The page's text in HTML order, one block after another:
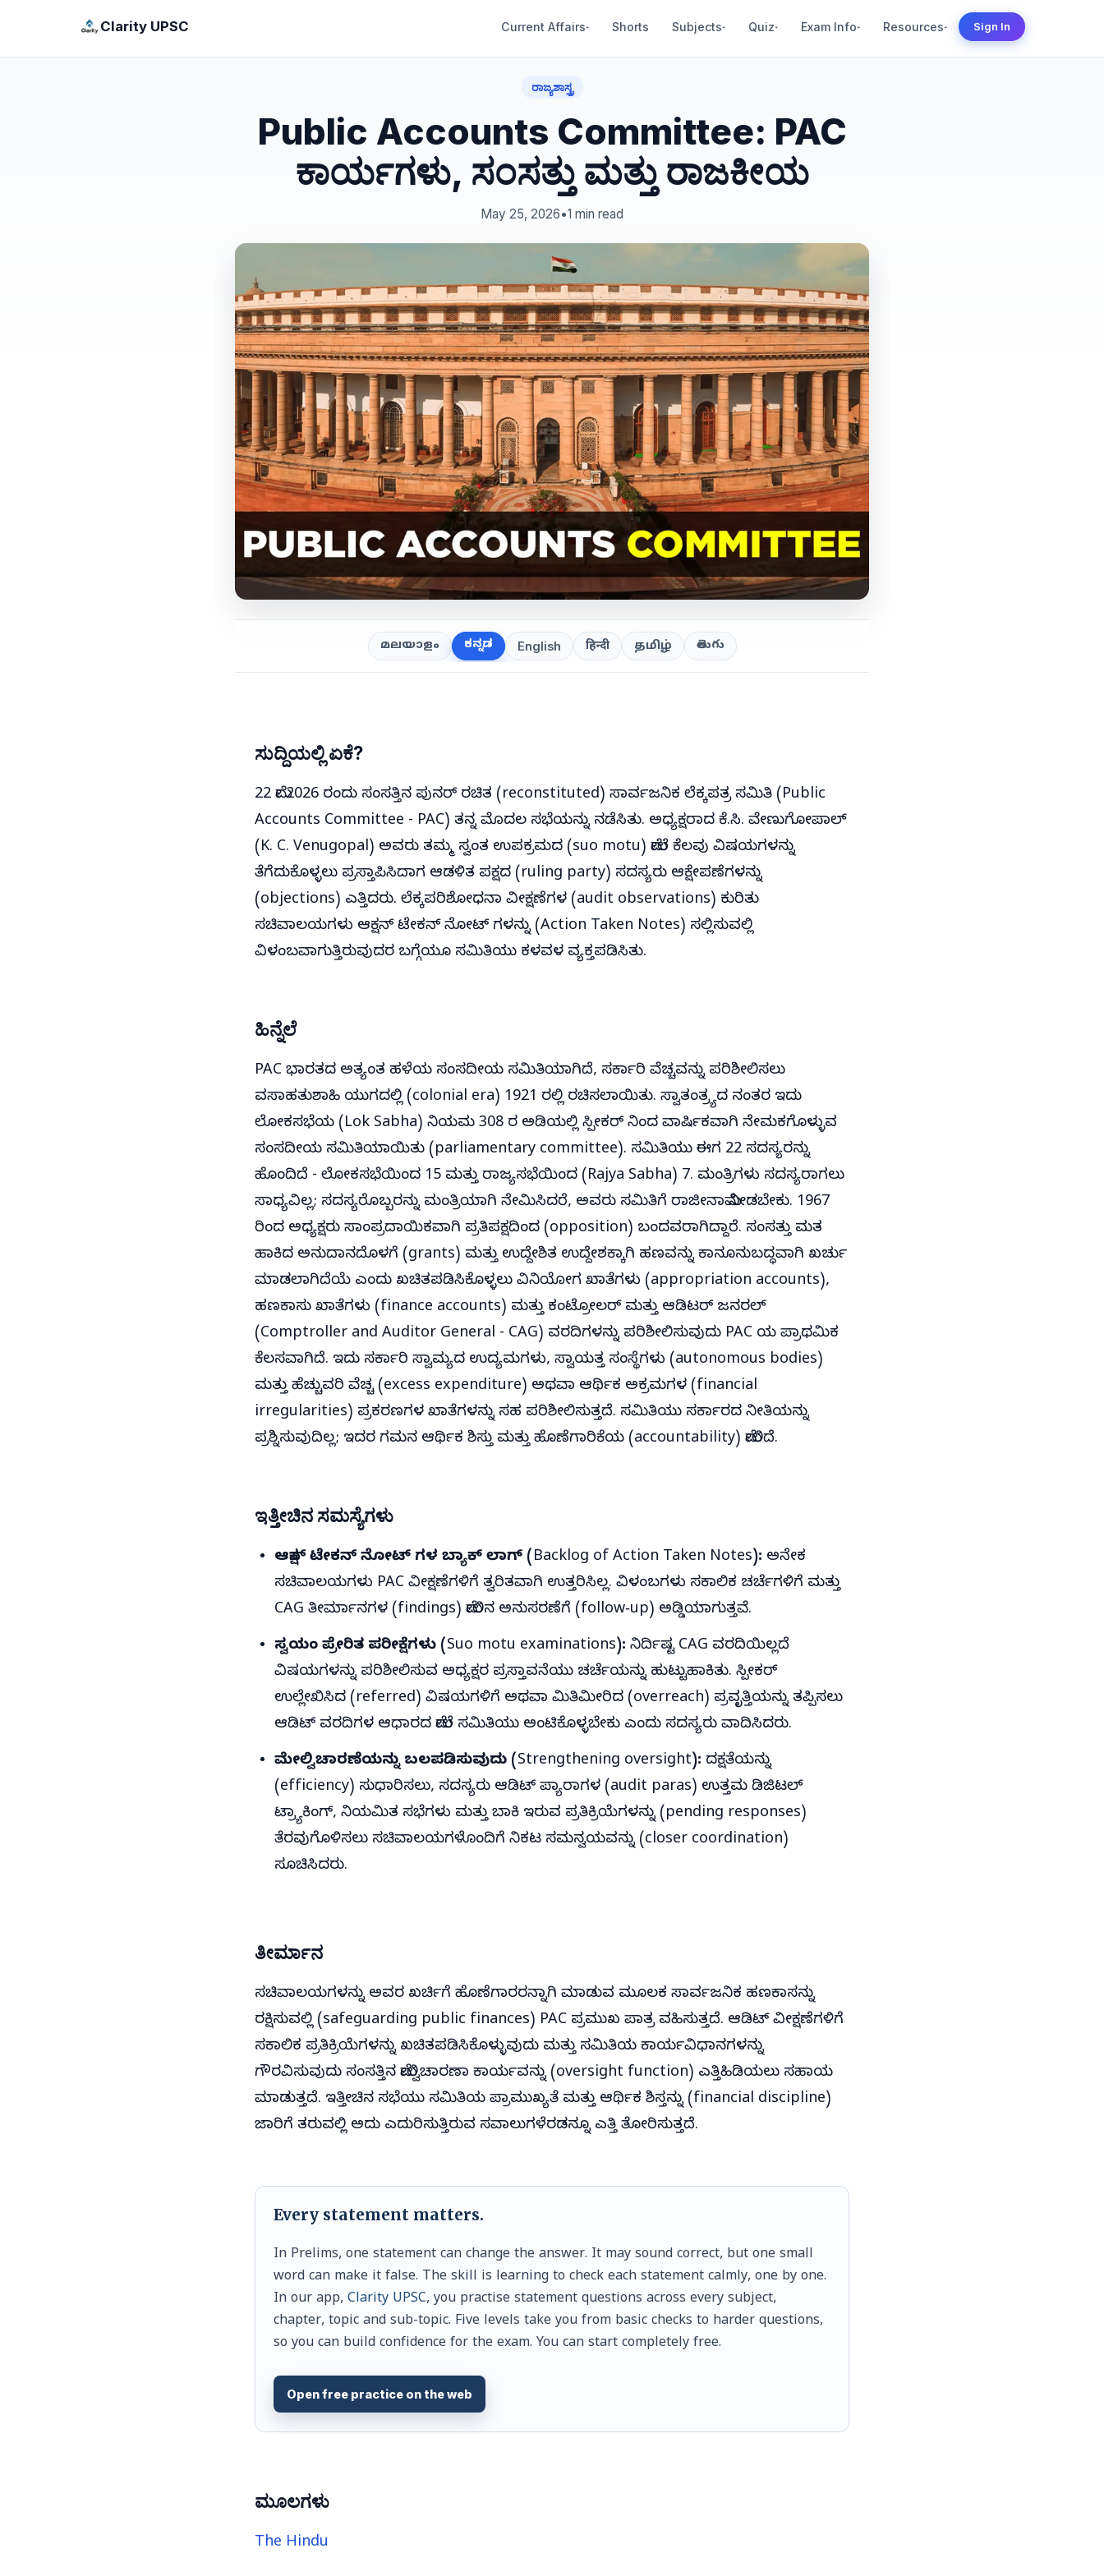
Clarity UPSC Current Affairs▾ Shorts Subjects▾ Quiz▾ Exam Info▾ Resources▾ Sign In
ರಾಜ್ಯಶಾಸ್ತ್ರ
Public Accounts Committee: PAC
ಕಾರ್ಯಗಳು, ಸಂಸತ್ತು ಮತ್ತು ರಾಜಕೀಯ
May 25, 2026•1 min read
മലയാളം ಕನ್ನಡ English हिन्दी தமிழ் తెలుగు
ಸುದ್ದಿಯಲ್ಲಿ ಏಕೆ?
22 ಮೇ 2026 ರಂದು ಸಂಸತ್ತಿನ ಪುನರ್ ರಚಿತ (reconstituted) ಸಾರ್ವಜನಿಕ ಲೆಕ್ಕಪತ್ರ ಸಮಿತಿ (Public
Accounts Committee - PAC) ತನ್ನ ಮೊದಲ ಸಭೆಯನ್ನು ನಡೆಸಿತು. ಅಧ್ಯಕ್ಷರಾದ ಕೆ.ಸಿ. ವೇಣುಗೋಪಾಲ್
(K. C. Venugopal) ಅವರು ತಮ್ಮ ಸ್ವಂತ ಉಪಕ್ರಮದ (suo motu) ಮೇಲೆ ಕೆಲವು ವಿಷಯಗಳನ್ನು
ತೆಗೆದುಕೊಳ್ಳಲು ಪ್ರಸ್ತಾಪಿಸಿದಾಗ ಆಡಳಿತ ಪಕ್ಷದ (ruling party) ಸದಸ್ಯರು ಆಕ್ಷೇಪಣೆಗಳನ್ನು
(objections) ಎತ್ತಿದರು. ಲೆಕ್ಕಪರಿಶೋಧನಾ ವೀಕ್ಷಣೆಗಳ (audit observations) ಕುರಿತು
ಸಚಿವಾಲಯಗಳು ಆಕ್ಷನ್ ಟೇಕನ್ ನೋಟ್ ಗಳನ್ನು (Action Taken Notes) ಸಲ್ಲಿಸುವಲ್ಲಿ
ವಿಳಂಬವಾಗುತ್ತಿರುವುದರ ಬಗ್ಗೆಯೂ ಸಮಿತಿಯು ಕಳವಳ ವ್ಯಕ್ತಪಡಿಸಿತು.
ಹಿನ್ನೆಲೆ
PAC ಭಾರತದ ಅತ್ಯಂತ ಹಳೆಯ ಸಂಸದೀಯ ಸಮಿತಿಯಾಗಿದೆ, ಸರ್ಕಾರಿ ವೆಚ್ಚವನ್ನು ಪರಿಶೀಲಿಸಲು
ವಸಾಹತುಶಾಹಿ ಯುಗದಲ್ಲಿ (colonial era) 1921 ರಲ್ಲಿ ರಚಿಸಲಾಯಿತು. ಸ್ವಾತಂತ್ರ್ಯದ ನಂತರ ಇದು
ಲೋಕಸಭೆಯ (Lok Sabha) ನಿಯಮ 308 ರ ಅಡಿಯಲ್ಲಿ ಸ್ಪೀಕರ್ ನಿಂದ ವಾರ್ಷಿಕವಾಗಿ ನೇಮಕಗೊಳ್ಳುವ
ಸಂಸದೀಯ ಸಮಿತಿಯಾಯಿತು (parliamentary committee). ಸಮಿತಿಯು ಈಗ 22 ಸದಸ್ಯರನ್ನು
ಹೊಂದಿದೆ - ಲೋಕಸಭೆಯಿಂದ 15 ಮತ್ತು ರಾಜ್ಯಸಭೆಯಿಂದ (Rajya Sabha) 7. ಮಂತ್ರಿಗಳು ಸದಸ್ಯರಾಗಲು
ಸಾಧ್ಯವಿಲ್ಲ; ಸದಸ್ಯರೊಬ್ಬರನ್ನು ಮಂತ್ರಿಯಾಗಿ ನೇಮಿಸಿದರೆ, ಅವರು ಸಮಿತಿಗೆ ರಾಜೀನಾಮೆ ನೀಡಬೇಕು. 1967
ರಿಂದ ಅಧ್ಯಕ್ಷರು ಸಾಂಪ್ರದಾಯಿಕವಾಗಿ ಪ್ರತಿಪಕ್ಷದಿಂದ (opposition) ಬಂದವರಾಗಿದ್ದಾರೆ. ಸಂಸತ್ತು ಮತ
ಹಾಕಿದ ಅನುದಾನದೊಳಗೆ (grants) ಮತ್ತು ಉದ್ದೇಶಿತ ಉದ್ದೇಶಕ್ಕಾಗಿ ಹಣವನ್ನು ಕಾನೂನುಬದ್ಧವಾಗಿ ಖರ್ಚು
ಮಾಡಲಾಗಿದೆಯೆ ಎಂದು ಖಚಿತಪಡಿಸಿಕೊಳ್ಳಲು ವಿನಿಯೋಗ ಖಾತೆಗಳು (appropriation accounts),
ಹಣಕಾಸು ಖಾತೆಗಳು (finance accounts) ಮತ್ತು ಕಂಟ್ರೋಲರ್ ಮತ್ತು ಆಡಿಟರ್ ಜನರಲ್
(Comptroller and Auditor General - CAG) ವರದಿಗಳನ್ನು ಪರಿಶೀಲಿಸುವುದು PAC ಯ ಪ್ರಾಥಮಿಕ
ಕೆಲಸವಾಗಿದೆ. ಇದು ಸರ್ಕಾರಿ ಸ್ವಾಮ್ಯದ ಉದ್ಯಮಗಳು, ಸ್ವಾಯತ್ತ ಸಂಸ್ಥೆಗಳು (autonomous bodies)
ಮತ್ತು ಹೆಚ್ಚುವರಿ ವೆಚ್ಚ (excess expenditure) ಅಥವಾ ಆರ್ಥಿಕ ಅಕ್ರಮಗಳ (financial
irregularities) ಪ್ರಕರಣಗಳ ಖಾತೆಗಳನ್ನು ಸಹ ಪರಿಶೀಲಿಸುತ್ತದೆ. ಸಮಿತಿಯು ಸರ್ಕಾರದ ನೀತಿಯನ್ನು
ಪ್ರಶ್ನಿಸುವುದಿಲ್ಲ; ಇದರ ಗಮನ ಆರ್ಥಿಕ ಶಿಸ್ತು ಮತ್ತು ಹೊಣೆಗಾರಿಕೆಯ (accountability) ಮೇಲಿದೆ.
ಇತ್ತೀಚಿನ ಸಮಸ್ಯೆಗಳು
ಆಕ್ಷನ್ ಟೇಕನ್ ನೋಟ್ ಗಳ ಬ್ಯಾಕ್ ಲಾಗ್ (Backlog of Action Taken Notes): ಅನೇಕ
ಸಚಿವಾಲಯಗಳು PAC ವೀಕ್ಷಣೆಗಳಿಗೆ ತ್ವರಿತವಾಗಿ ಉತ್ತರಿಸಿಲ್ಲ. ವಿಳಂಬಗಳು ಸಕಾಲಿಕ ಚರ್ಚೆಗಳಿಗೆ ಮತ್ತು
CAG ತೀರ್ಮಾನಗಳ (findings) ಮೇಲಿನ ಅನುಸರಣೆಗೆ (follow‑up) ಅಡ್ಡಿಯಾಗುತ್ತವೆ.
ಸ್ವಯಂ ಪ್ರೇರಿತ ಪರೀಕ್ಷೆಗಳು (Suo motu examinations): ನಿರ್ದಿಷ್ಟ CAG ವರದಿಯಿಲ್ಲದೆ
ವಿಷಯಗಳನ್ನು ಪರಿಶೀಲಿಸುವ ಅಧ್ಯಕ್ಷರ ಪ್ರಸ್ತಾವನೆಯು ಚರ್ಚೆಯನ್ನು ಹುಟ್ಟುಹಾಕಿತು. ಸ್ಪೀಕರ್
ಉಲ್ಲೇಖಿಸಿದ (referred) ವಿಷಯಗಳಿಗೆ ಅಥವಾ ಮಿತಿಮೀರಿದ (overreach) ಪ್ರವೃತ್ತಿಯನ್ನು ತಪ್ಪಿಸಲು
ಆಡಿಟ್ ವರದಿಗಳ ಆಧಾರದ ಮೇಲೆ ಸಮಿತಿಯು ಅಂಟಿಕೊಳ್ಳಬೇಕು ಎಂದು ಸದಸ್ಯರು ವಾದಿಸಿದರು.
ಮೇಲ್ವಿಚಾರಣೆಯನ್ನು ಬಲಪಡಿಸುವುದು (Strengthening oversight): ದಕ್ಷತೆಯನ್ನು
(efficiency) ಸುಧಾರಿಸಲು, ಸದಸ್ಯರು ಆಡಿಟ್ ಪ್ಯಾರಾಗಳ (audit paras) ಉತ್ತಮ ಡಿಜಿಟಲ್
ಟ್ರ್ಯಾಕಿಂಗ್, ನಿಯಮಿತ ಸಭೆಗಳು ಮತ್ತು ಬಾಕಿ ಇರುವ ಪ್ರತಿಕ್ರಿಯೆಗಳನ್ನು (pending responses)
ತೆರವುಗೊಳಿಸಲು ಸಚಿವಾಲಯಗಳೊಂದಿಗೆ ನಿಕಟ ಸಮನ್ವಯವನ್ನು (closer coordination)
ಸೂಚಿಸಿದರು.
ತೀರ್ಮಾನ
ಸಚಿವಾಲಯಗಳನ್ನು ಅವರ ಖರ್ಚಿಗೆ ಹೊಣೆಗಾರರನ್ನಾಗಿ ಮಾಡುವ ಮೂಲಕ ಸಾರ್ವಜನಿಕ ಹಣಕಾಸನ್ನು
ರಕ್ಷಿಸುವಲ್ಲಿ (safeguarding public finances) PAC ಪ್ರಮುಖ ಪಾತ್ರ ವಹಿಸುತ್ತದೆ. ಆಡಿಟ್ ವೀಕ್ಷಣೆಗಳಿಗೆ
ಸಕಾಲಿಕ ಪ್ರತಿಕ್ರಿಯೆಗಳನ್ನು ಖಚಿತಪಡಿಸಿಕೊಳ್ಳುವುದು ಮತ್ತು ಸಮಿತಿಯ ಕಾರ್ಯವಿಧಾನಗಳನ್ನು
ಗೌರವಿಸುವುದು ಸಂಸತ್ತಿನ ಮೇಲ್ವಿಚಾರಣಾ ಕಾರ್ಯವನ್ನು (oversight function) ಎತ್ತಿಹಿಡಿಯಲು ಸಹಾಯ
ಮಾಡುತ್ತದೆ. ಇತ್ತೀಚಿನ ಸಭೆಯು ಸಮಿತಿಯ ಪ್ರಾಮುಖ್ಯತೆ ಮತ್ತು ಆರ್ಥಿಕ ಶಿಸ್ತನ್ನು (financial discipline)
ಜಾರಿಗೆ ತರುವಲ್ಲಿ ಅದು ಎದುರಿಸುತ್ತಿರುವ ಸವಾಲುಗಳೆರಡನ್ನೂ ಎತ್ತಿ ತೋರಿಸುತ್ತದೆ.
Every statement matters.
In Prelims, one statement can change the answer. It may sound correct, but one small
word can make it false. The skill is learning to check each statement calmly, one by one.
In our app, Clarity UPSC, you practise statement questions across every subject,
chapter, topic and sub-topic. Five levels take you from basic checks to harder questions,
so you can build confidence for the exam. You can start completely free.
Open free practice on the web
ಮೂಲಗಳು
The Hindu